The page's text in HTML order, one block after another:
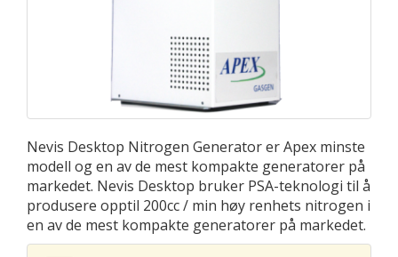
Nevis Desktop Nitrogen Generator er Apex minste
modell og en av de mest kompakte generatorer på
markedet. Nevis Desktop bruker PSA-teknologi til å
produsere opptil 200cc / min høy renhets nitrogen i
en av de mest kompakte generatorer på markedet.